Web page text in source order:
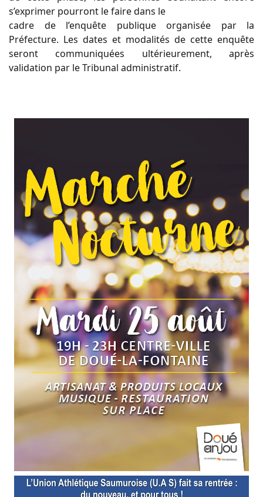
s’exprimer pourront le faire dans le
cadre de l’enquête publique organisée par la
Préfecture. Les dates et modalités de cette enquête
seront communiquées ultérieurement, après
validation par le Tribunal administratif.